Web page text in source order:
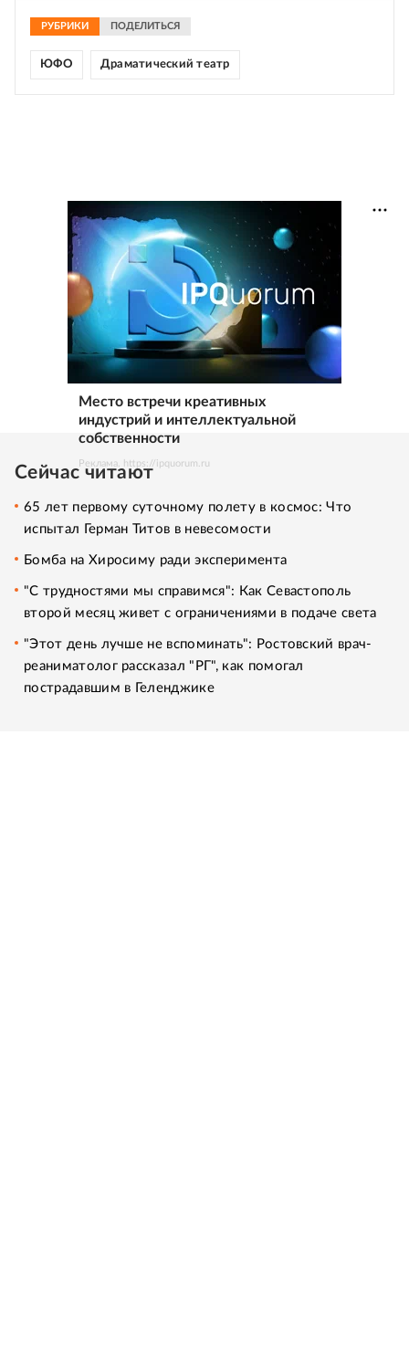
РУБРИКИ ПОДЕЛИТЬСЯ
ЮФО Драматический театр
Место встречи креативных
индустрий и интеллектуальной
собственности
Реклама. https://ipquorum.ru
Сейчас читают
65 лет первому суточному полету в космос: Что
испытал Герман Титов в невесомости
Бомба на Хиросиму ради эксперимента
"С трудностями мы справимся": Как Севастополь
второй месяц живет с ограничениями в подаче света
"Этот день лучше не вспоминать": Ростовский врач-
реаниматолог рассказал "РГ", как помогал
пострадавшим в Геленджике